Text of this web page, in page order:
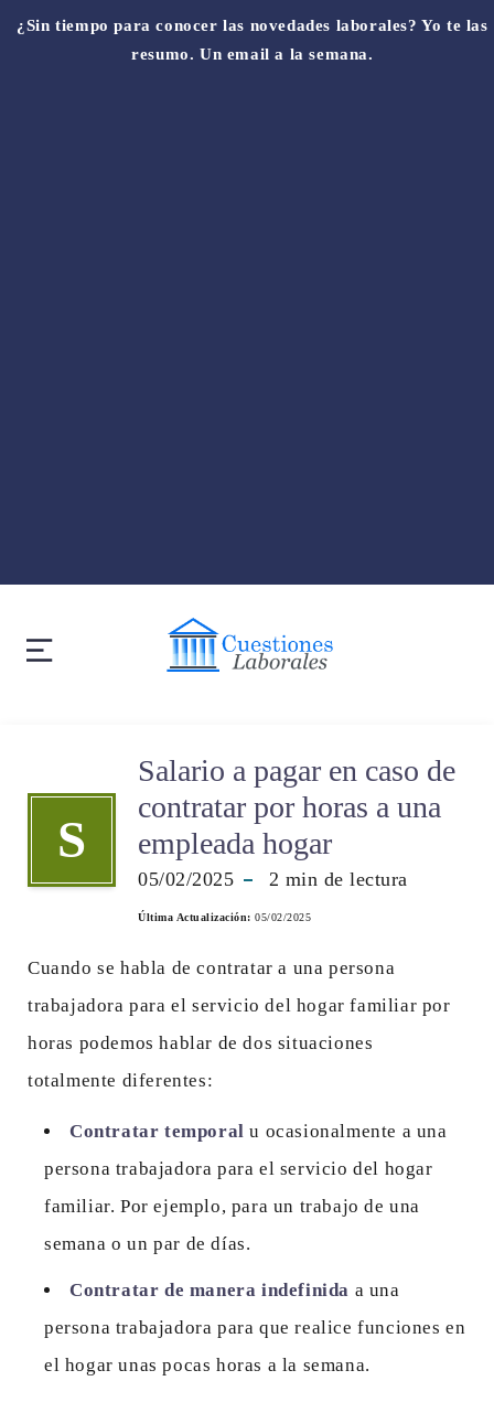
¿Sin tiempo para conocer las novedades laborales? Yo te las
resumo. Un email a la semana.
S
Salario a pagar en caso de
contratar por horas a una
empleada hogar
05/02/2025 2 min de lectura
Última Actualización: 05/02/2025
Cuando se habla de contratar a una persona
trabajadora para el servicio del hogar familiar por
horas podemos hablar de dos situaciones
totalmente diferentes:
Contratar temporal u ocasionalmente a una
persona trabajadora para el servicio del hogar
familiar. Por ejemplo, para un trabajo de una
semana o un par de días.
Contratar de manera indefinida a una
persona trabajadora para que realice funciones en
el hogar unas pocas horas a la semana.